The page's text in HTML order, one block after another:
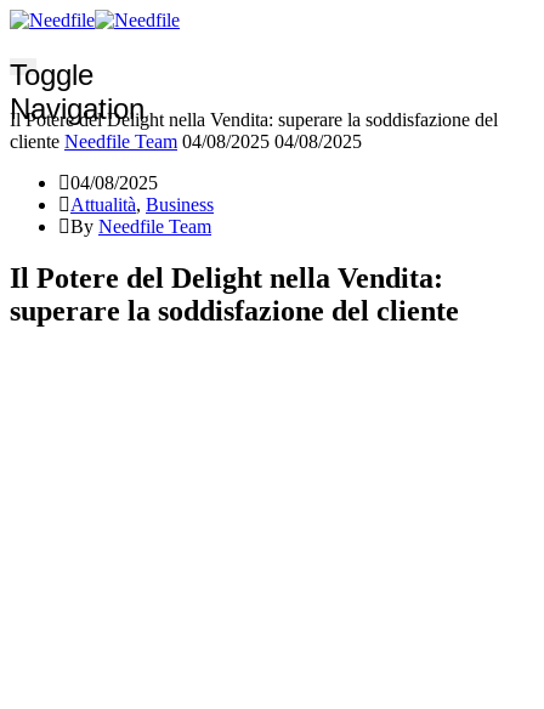
Toggle
Navigation
Il Potere del Delight nella Vendita: superare la soddisfazione del
cliente Needfile Team 04/08/2025 04/08/2025
04/08/2025
Attualità, Business
By Needfile Team
Il Potere del Delight nella Vendita:
superare la soddisfazione del cliente